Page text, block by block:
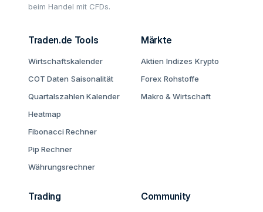
beim Handel mit CFDs.
Traden.de Tools
Wirtschaftskalender
COT Daten Saisonalität
Quartalszahlen Kalender
Heatmap
Fibonacci Rechner
Pip Rechner
Währungsrechner
Märkte
Aktien Indizes Krypto
Forex Rohstoffe
Makro & Wirtschaft
Trading Community